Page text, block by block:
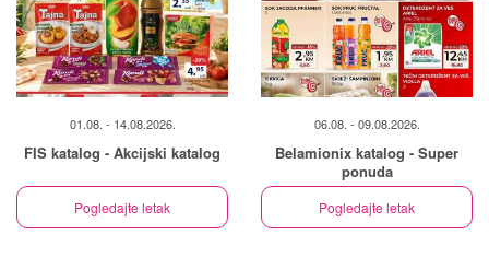
01.08. - 14.08.2026.
FIS katalog - Akcijski katalog
Pogledajte letak
06.08. - 09.08.2026.
Belamionix katalog - Super
ponuda
Pogledajte letak